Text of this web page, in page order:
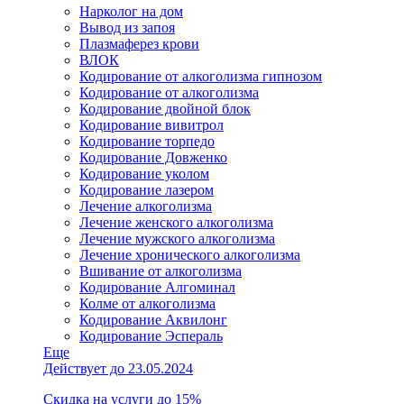
Нарколог на дом
Вывод из запоя
Плазмаферез крови
ВЛОК
Кодирование от алкоголизма гипнозом
Кодирование от алкоголизма
Кодирование двойной блок
Кодирование вивитрол
Кодирование торпедо
Кодирование Довженко
Кодирование уколом
Кодирование лазером
Лечение алкоголизма
Лечение женского алкоголизма
Лечение мужского алкоголизма
Лечение хронического алкоголизма
Вшивание от алкоголизма
Кодирование Алгоминал
Колме от алкоголизма
Кодирование Аквилонг
Кодирование Эспераль
Еще
Действует до 23.05.2024
Скидка на услуги до 15%